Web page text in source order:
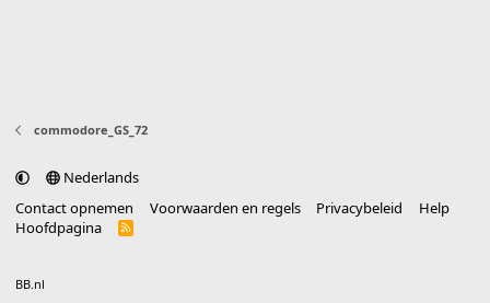
commodore_GS_72
Nederlands
Contact opnemen
Voorwaarden en regels Privacybeleid
Help
Hoofdpagina
R
BB.nl